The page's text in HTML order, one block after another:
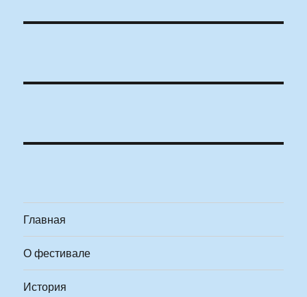
Главная
О фестивале
История